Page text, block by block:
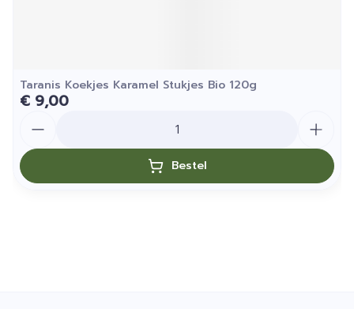
Taranis Koekjes Karamel Stukjes Bio 120g
€ 9,00
Bestel